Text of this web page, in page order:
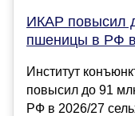
ИКАР повысил
пшеницы в РФ в
Институт
повысил до 91
РФ в 2026/27